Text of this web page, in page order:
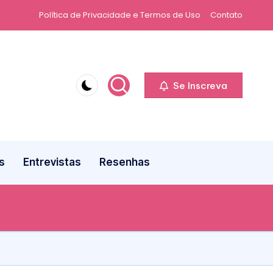
Política de Privacidade e Termos de Uso Contato
Se Inscreva
Entrevistas Resenhas